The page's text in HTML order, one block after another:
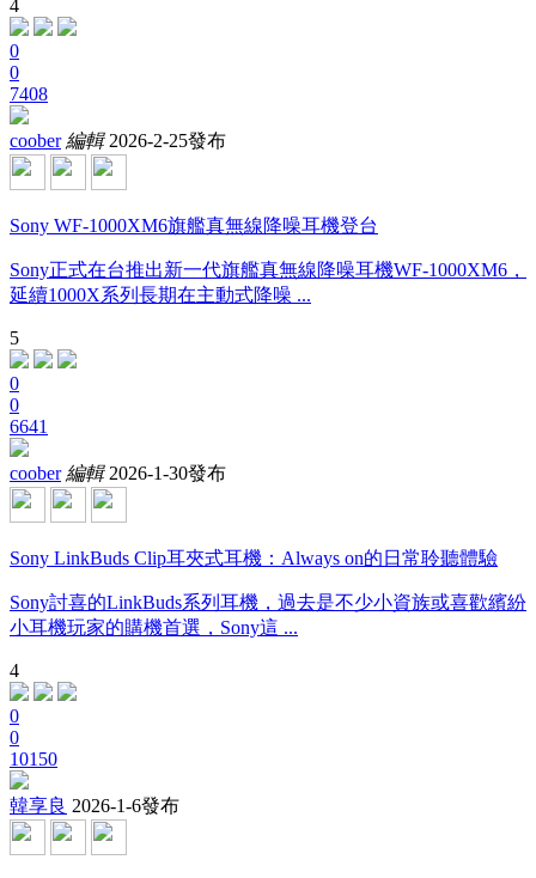
4
0
0
7408
coober 編輯 2026-2-25發布
Sony WF-1000XM6旗艦真無線降噪耳機登台
Sony正式在台推出新一代旗艦真無線降噪耳機WF-1000XM6，
延續1000X系列長期在主動式降噪 ...
5
0
0
6641
coober 編輯 2026-1-30發布
Sony LinkBuds Clip耳夾式耳機：Always on的日常聆聽體驗
Sony討喜的LinkBuds系列耳機，過去是不少小資族或喜歡繽紛
小耳機玩家的購機首選，Sony這 ...
4
0
0
10150
韓享良 2026-1-6發布